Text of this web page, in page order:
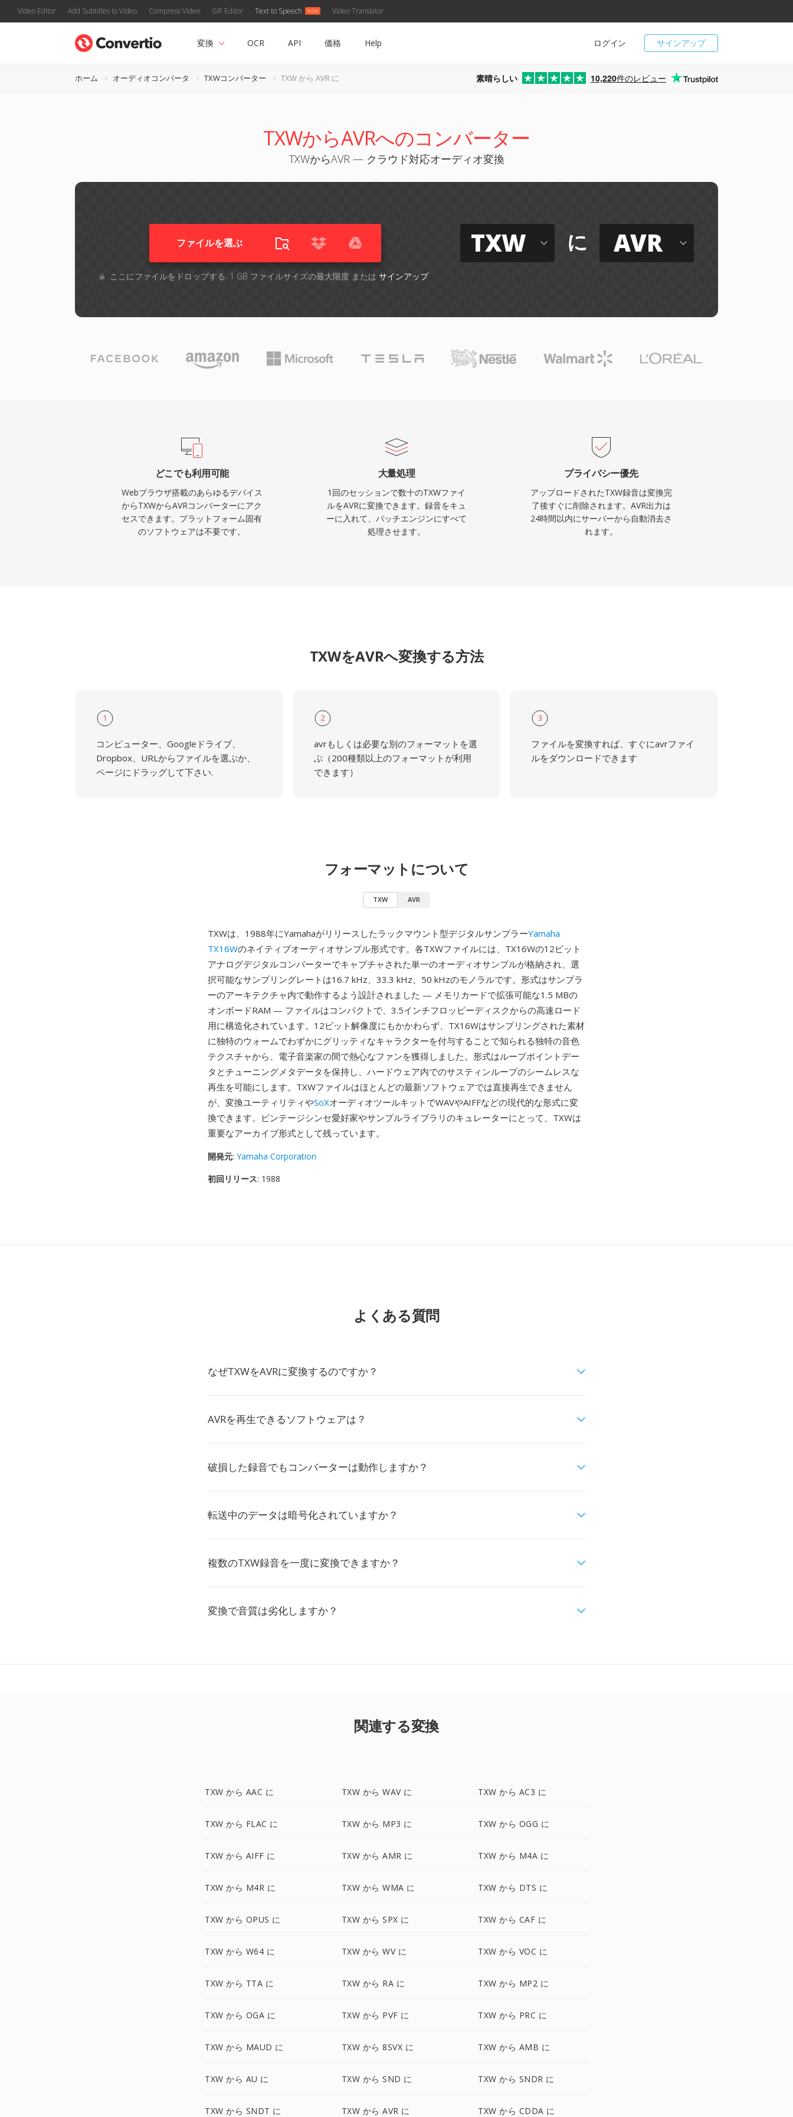
Video Editor Add Subtitles to Video Compress Video GIF Editor Text to Speech Video Translator
サインアップ
ログイン
変換 OCR API 価格 Help
ホーム オーディオコンバータ TXWコンバーター TXW から AVR に 素晴らしい 10,220件のレビュー
TXWからAVRへのコンバーター
TXWからAVR — クラウド対応オーディオ変換
ファイルを選ぶ
ここにファイルをドロップする. 1 GB ファイルサイズの最大限度 または サインアップ
TXW に AVR
どこでも利用可能
Webブラウザ搭載のあらゆるデバイス
からTXWからAVRコンバーターにアク
セスできます。プラットフォーム固有
のソフトウェアは不要です。
大量処理
1回のセッションで数十のTXWファイ
ルをAVRに変換できます。録音をキュ
ーに入れて、バッチエンジンにすべて
処理させます。
プライバシー優先
アップロードされたTXW録音は変換完
了後すぐに削除されます。AVR出力は
24時間以内にサーバーから自動消去さ
れます。
TXWをAVRへ変換する方法
1
コンピューター、Googleドライブ、
Dropbox、URLからファイルを選ぶか、
ページにドラッグして下さい.
2
avrもしくは必要な別のフォーマットを選
ぶ（200種類以上のフォーマットが利用
できます）
3
ファイルを変換すれば、すぐにavrファイ
ルをダウンロードできます
フォーマットについて
TXW AVR
TXWは、1988年にYamahaがリリースしたラックマウント型デジタルサンプラーYamaha
TX16Wのネイティブオーディオサンプル形式です。各TXWファイルには、TX16Wの12ビット
アナログデジタルコンバーターでキャプチャされた単一のオーディオサンプルが格納され、選
択可能なサンプリングレートは16.7 kHz、33.3 kHz、50 kHzのモノラルです。形式はサンプラ
ーのアーキテクチャ内で動作するよう設計されました — メモリカードで拡張可能な1.5 MBの
オンボードRAM — ファイルはコンパクトで、3.5インチフロッピーディスクからの高速ロード
用に構造化されています。12ビット解像度にもかかわらず、TX16Wはサンプリングされた素材
に独特のウォームでわずかにグリッティなキャラクターを付与することで知られる独特の音色
テクスチャから、電子音楽家の間で熱心なファンを獲得しました。形式はループポイントデー
タとチューニングメタデータを保持し、ハードウェア内でのサスティンループのシームレスな
再生を可能にします。TXWファイルはほとんどの最新ソフトウェアでは直接再生できません
が、変換ユーティリティやSoXオーディオツールキットでWAVやAIFFなどの現代的な形式に変
換できます。ビンテージシンセ愛好家やサンプルライブラリのキュレーターにとって、TXWは
重要なアーカイブ形式として残っています。
開発元: Yamaha Corporation
初回リリース: 1988
よくある質問
なぜTXWをAVRに変換するのですか？
AVRを再生できるソフトウェアは？
破損した録音でもコンバーターは動作しますか？
転送中のデータは暗号化されていますか？
複数のTXW録音を一度に変換できますか？
変換で音質は劣化しますか？
関連する変換
TXW から AAC に TXW から WAV に TXW から AC3 に
TXW から FLAC に TXW から MP3 に TXW から OGG に
TXW から AIFF に TXW から AMR に TXW から M4A に
TXW から M4R に TXW から WMA に TXW から DTS に
TXW から OPUS に TXW から SPX に TXW から CAF に
TXW から W64 に TXW から WV に TXW から VOC に
TXW から TTA に TXW から RA に TXW から MP2 に
TXW から OGA に TXW から PVF に TXW から PRC に
TXW から MAUD に TXW から 8SVX に TXW から AMB に
TXW から AU に TXW から SND に TXW から SNDR に
TXW から SNDT に TXW から AVR に TXW から CDDA に